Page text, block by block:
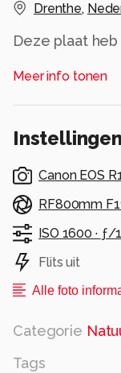
Drenthe,
Deze plaat
Alle rechten
Meer info tonen
Instellingen
Canon EOS
RF800mm
ISO 1600 · ƒ/
Flits uit
Alle foto
Categorie
Tags